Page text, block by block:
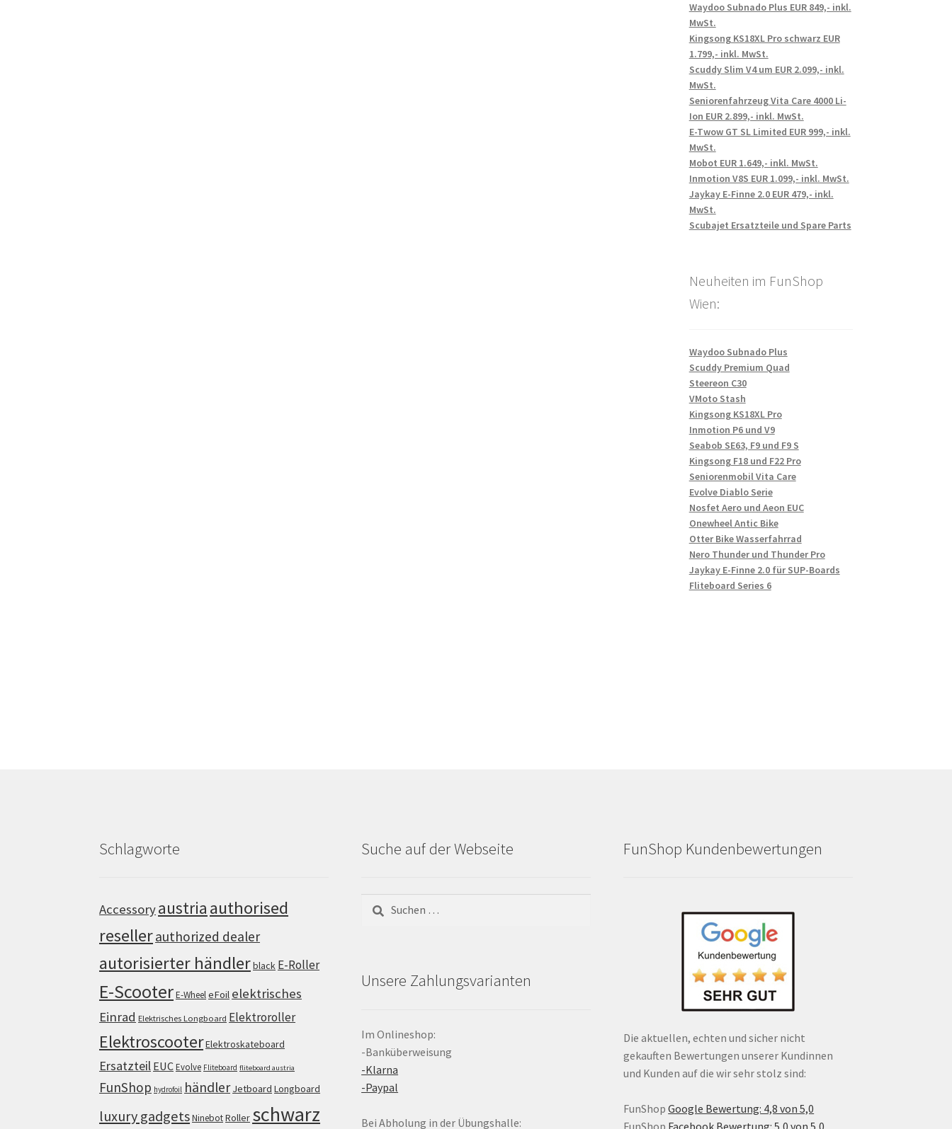
Waydoo Subnado Plus EUR 849,- inkl.
MwSt.
Kingsong KS18XL Pro schwarz EUR
1.799,- inkl. MwSt.
Scuddy Slim V4 um EUR 2.099,- inkl.
MwSt.
Seniorenfahrzeug Vita Care 4000 Li-
Ion EUR 2.899,- inkl. MwSt.
E-Twow GT SL Limited EUR 999,- inkl.
MwSt.
Mobot EUR 1.649,- inkl. MwSt.
Inmotion V8S EUR 1.099,- inkl. MwSt.
Jaykay E-Finne 2.0 EUR 479,- inkl.
MwSt.
Scubajet Ersatzteile und Spare Parts
Neuheiten im FunShop
Wien:
Waydoo Subnado Plus
Scuddy Premium Quad
Steereon C30
VMoto Stash
Kingsong KS18XL Pro
Inmotion P6 und V9
Seabob SE63, F9 und F9 S
Kingsong F18 und F22 Pro
Seniorenmobil Vita Care
Evolve Diablo Serie
Nosfet Aero und Aeon EUC
Onewheel Antic Bike
Otter Bike Wasserfahrrad
Nero Thunder und Thunder Pro
Jaykay E-Finne 2.0 für SUP-Boards
Fliteboard Series 6
Schlagworte
Accessoryaustria authorised
resellerauthorized dealer
autorisierter händlerblack E-Roller
E-ScooterE-WheeleFoil elektrisches
Einrad Elektrisches Longboard Elektroroller
ElektroscooterElektroskateboard
Ersatzteil EUCEvolve Fliteboard fliteboard austria
FunShop hydrofoil händler Jetboard Longboard
luxury gadgetsNinebotRoller schwarz
Suche auf der Webseite
nach:
Unsere Zahlungsvarianten
Im Onlineshop:
-Banküberweisung
-Klarna
-Paypal
Bei Abholung in der Übungshalle:
FunShop Kundenbewertungen
Die aktuellen, echten und sicher nicht
gekauften Bewertungen unserer Kundinnen
und Kunden auf die wir sehr stolz sind:
FunShop Google Bewertung: 4,8 von 5,0
FunShop Facebook Bewertung: 5,0 von 5,0